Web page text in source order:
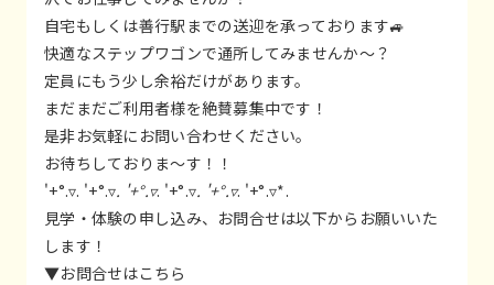
自宅もしくは善行駅までの送迎を承っております🚙
快適なステップワゴンで通所してみませんか～？
定員にもう少し余裕だけがあります。
まだまだご利用者様を絶賛募集中です！
是非お気軽にお問い合わせください。
お待ちしておりま～す！！
'+°.▿. '+°.▿. '+°.▿. '+°.▿. '+°.▿. '+°.▿*.
見学・体験の申し込み、お問合せは以下からお願いいた
します！
▼お問合せはこちら